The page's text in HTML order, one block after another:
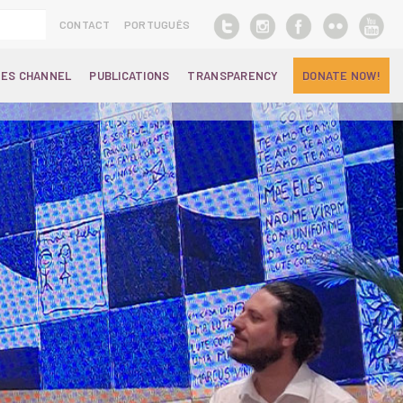
CONTACT PORTUGUÊS
CHANNEL PUBLICATIONS TRANSPARENCY DONATE NOW!